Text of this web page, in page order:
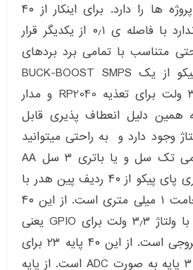
برای اجرا و ساخت پروژه ها را دارد. برای اینکار از ۴۰
ردیف پین هدر استاندارد با فاصله ی ۰٫۱ از یکدیگر قرار
متناسب با تمامی برد بردهای
استاندارد می‌باشد. پیکو از یک BUCK-BOOST SMPS
برای تامین ولتاژ ۳٫۳ ولت برای تعذیه RP2040 و مدار
همین دلیل انعطاف پذیری قابل
وجود دارد و به راحتی میتوانید
از تغذیه باتری لیتیومی تک سل و یا باتری ۳ سل AA
استفاده کنید. برد رزبری پای پیکو از ۴۰ ردیف پین هدر با
استایل ۲۱X51 با ضخامت ۱ میلی متری است. از این ۴۰
پایه ۲۶ پایه منحصرا با ولتاژ ۳٫۳ ولت برای GPIO یعنی
پایه های ورودی و خروجی است. از این ۴۰ پایه ۲۳ برای
پایه های دیجیتال و ۳ پایه به صورت ADC است. از پایه